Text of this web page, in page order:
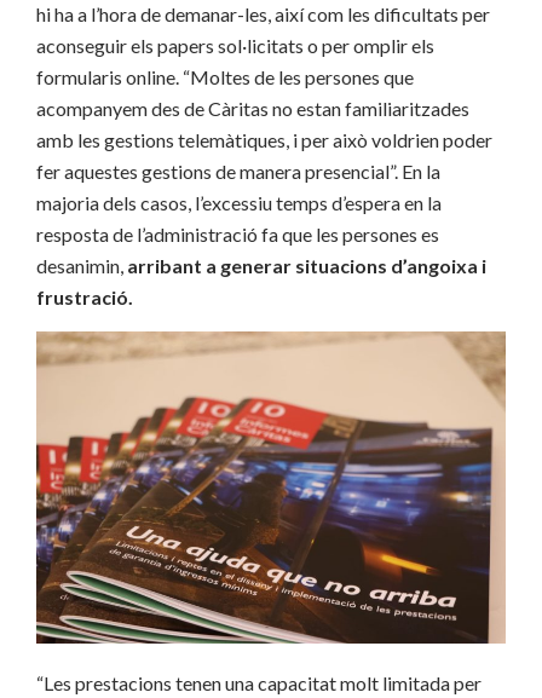
hi ha a l’hora de demanar-les, així com les dificultats per
aconseguir els papers sol·licitats o per omplir els
formularis online. “Moltes de les persones que
acompanyem des de Càritas no estan familiaritzades
amb les gestions telemàtiques, i per això voldrien poder
fer aquestes gestions de manera presencial”. En la
majoria dels casos, l’excessiu temps d’espera en la
resposta de l’administració fa que les persones es
desanimin, arribant a generar situacions d’angoixa i
frustració.
“Les prestacions tenen una capacitat molt limitada per